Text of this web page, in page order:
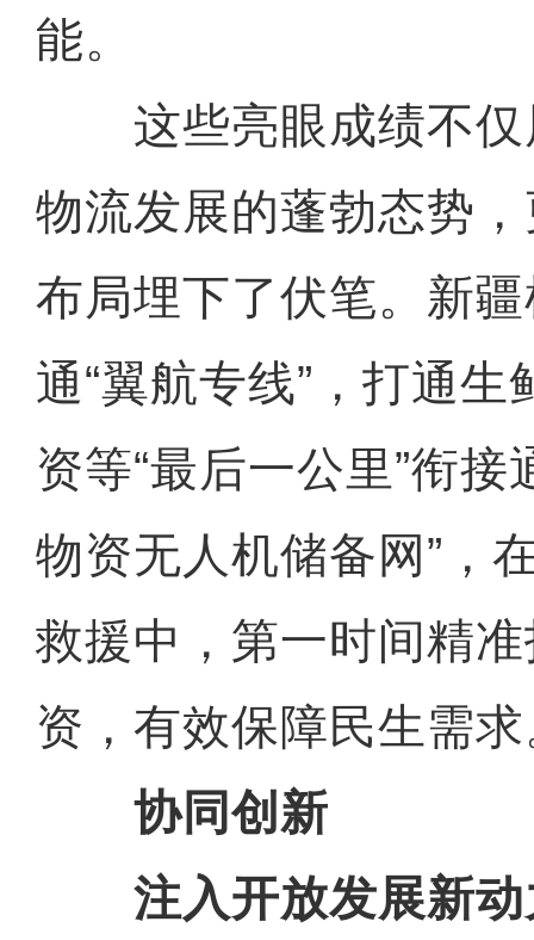
能。
这些亮眼成绩不仅
物流发展的蓬勃态势
布局埋下了伏笔。新
通“翼航专线”，打通
资等“最后一公里”衔接
物资无人机储备网”，
救援中，第一时间精
资，有效保障民生需
协同创新
注入开放发展新动